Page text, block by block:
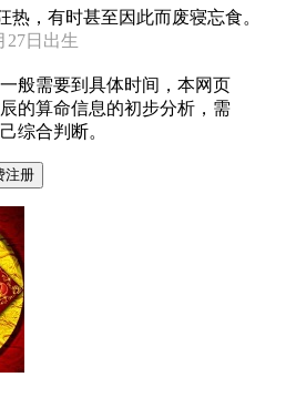
热，有时甚至因此而废寝忘食。
27日出生
般需要到具体时间，本网页
的算命信息的初步分析，需
综合判断。